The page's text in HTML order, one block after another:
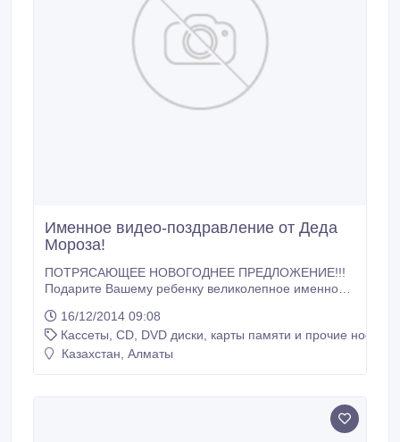
Именное видео-поздравление от Деда
Мороза!
ПОТРЯСАЮЩЕЕ НОВОГОДНЕЕ ПРЕДЛОЖЕНИЕ!!!
Подарите Вашему ребенку великолепное именное
Мороза! Этот подарок станет для малыша
незабываемым! Красочный HD ролик, на котором
Дед Мороз обращается к Вашему ребенку по его
16/12/2014 09:08
Кассеты, CD, DVD диски, карты памяти и прочие
Казахстан, Алматы